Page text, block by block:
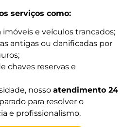
serviços como:
e veículos trancados;
antigas ou danificadas por
chaves reservas e
nosso atendimento 24
para resolver o
e profissionalismo.